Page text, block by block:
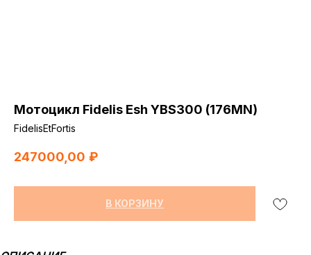
Мотоцикл Fidelis Esh YBS300 (176MN)
FidelisEtFortis
247000,00 ₽
В КОРЗИНУ